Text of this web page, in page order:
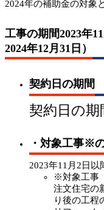
2024年の補助金の対象
工事の期間2023年
2024年12月31日）
契約日の期間
契約日の
・ 対象工事※
2023年11月2日以
※対象工事
注文住宅の
り後の工程